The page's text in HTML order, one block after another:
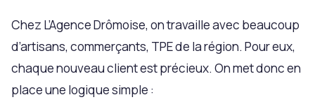
Chez L’Agence Drômoise, on travaille avec beaucoup
d’artisans, commerçants, TPE de la région. Pour eux,
chaque nouveau client est précieux. On met donc en
place une logique simple :